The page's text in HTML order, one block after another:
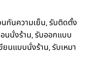
กันความเย็น,รับติดตั้ง
นนั่งร้าน,รับออกแบบ
ยนแบบนั่งร้าน,รับเหมา